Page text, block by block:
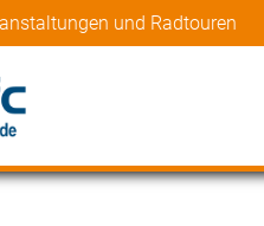
und Radtouren